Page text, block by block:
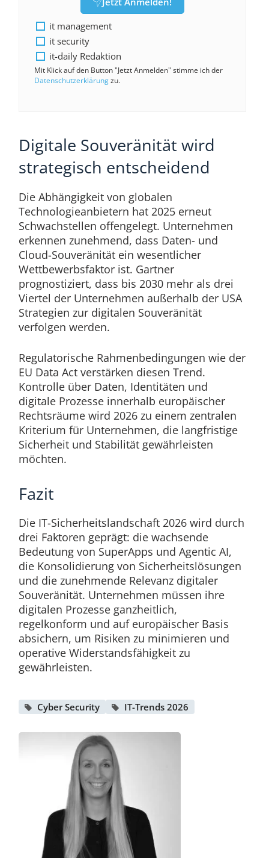
it management
it security
it-daily Redaktion
Mit Klick auf den Button "Jetzt Anmelden" stimme ich der
Datenschutzerklärungzu.
Digitale Souveränität wird
strategisch entscheidend
Die Abhängigkeit von globalen
Technologieanbietern hat 2025 erneut
Schwachstellen offengelegt. Unternehmen
erkennen zunehmend, dass Daten- und
Cloud-Souveränität ein wesentlicher
Wettbewerbsfaktor ist. Gartner
prognostiziert, dass bis 2030 mehr als drei
Viertel der Unternehmen außerhalb der USA
Strategien zur digitalen Souveränität
verfolgen werden.
Regulatorische Rahmenbedingungen wie der
EU Data Act verstärken diesen Trend.
Kontrolle über Daten, Identitäten und
digitale Prozesse innerhalb europäischer
Rechtsräume wird 2026 zu einem zentralen
Kriterium für Unternehmen, die langfristige
Sicherheit und Stabilität gewährleisten
möchten.
Fazit
Die IT-Sicherheitslandschaft 2026 wird durch
drei Faktoren geprägt: die wachsende
Bedeutung von SuperApps und Agentic AI,
die Konsolidierung von Sicherheitslösungen
und die zunehmende Relevanz digitaler
Souveränität. Unternehmen müssen ihre
digitalen Prozesse ganzheitlich,
regelkonform und auf europäischer Basis
absichern, um Risiken zu minimieren und
operative Widerstandsfähigkeit zu
gewährleisten.
Cyber Security IT-Trends 2026